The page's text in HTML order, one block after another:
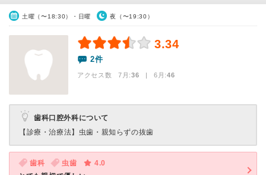
土曜（〜18:30）・日曜 夜（〜19:30）
3.34
2件
アクセス数 7月:36 | 6月:46
歯科口腔外科について
【診療・治療法】 虫歯・親知らずの抜歯
歯科 虫歯
4.0